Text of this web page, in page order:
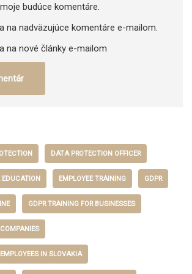
budúce komentáre.
na nadväzujúce komentáre e-mailom.
na nové články e-mailom
DATA PROTECTION OFFICER
EDUCATION EMPLOYEE TRAINING GDPR
GDPR TRAINING FOR BUSINESSES
IN SLOVAKIA